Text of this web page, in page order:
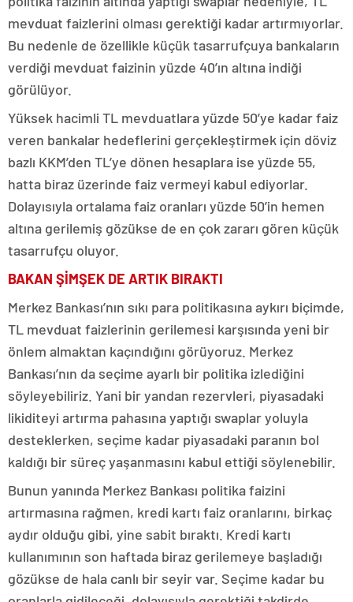
mevduat faizlerini olması gerektiği kadar artırmıyorlar.
Bu nedenle de özellikle küçük tasarrufçuya bankaların
verdiği mevduat faizinin yüzde 40’ın altına indiği
görülüyor.
Yüksek hacimli TL mevduatlara yüzde 50’ye kadar faiz
veren bankalar hedeflerini gerçekleştirmek için döviz
bazlı KKM’den TL’ye dönen hesaplara ise yüzde 55,
hatta biraz üzerinde faiz vermeyi kabul ediyorlar.
Dolayısıyla ortalama faiz oranları yüzde 50’in hemen
altına gerilemiş gözükse de en çok zararı gören küçük
tasarrufçu oluyor.
BAKAN ŞİMŞEK DE ARTIK BIRAKTI
Merkez Bankası’nın sıkı para politikasına aykırı biçimde,
TL mevduat faizlerinin gerilemesi karşısında yeni bir
önlem almaktan kaçındığını görüyoruz. Merkez
Bankası’nın da seçime ayarlı bir politika izlediğini
söyleyebiliriz. Yani bir yandan rezervleri, piyasadaki
likiditeyi artırma pahasına yaptığı swaplar yoluyla
desteklerken, seçime kadar piyasadaki paranın bol
kaldığı bir süreç yaşanmasını kabul ettiği söylenebilir.
Bunun yanında Merkez Bankası politika faizini
artırmasına rağmen, kredi kartı faiz oranlarını, birkaç
aydır olduğu gibi, yine sabit bıraktı. Kredi kartı
kullanımının son haftada biraz gerilemeye başladığı
gözükse de hala canlı bir seyir var. Seçime kadar bu